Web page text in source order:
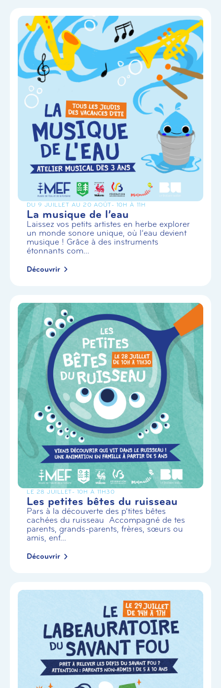
DU 9 JUILLET AU 20 AOÛT- 10H À 11H
La musique de l’eau
Laissez vos petits artistes en herbe explorer
un monde sonore unique, où l’eau devient
musique ! Grâce à des instruments
étonnants com...
Découvrir
LE 28 JUILLET- 10H À 11H30
Les petites bêtes du ruisseau
Pars à la découverte des p’tites bêtes
cachées du ruisseau Accompagné de tes
parents, grands-parents, frères, sœurs ou
amis, enf...
Découvrir